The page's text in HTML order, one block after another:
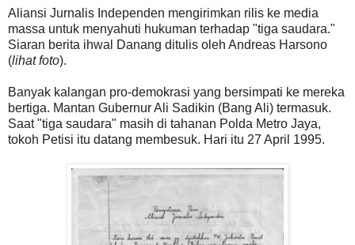
Aliansi Jurnalis Independen mengirimkan rilis ke media
massa untuk menyahuti hukuman terhadap "tiga saudara."
Siaran berita ihwal Danang ditulis oleh Andreas Harsono
(lihat foto).
Banyak kalangan pro-demokrasi yang bersimpati ke mereka
bertiga. Mantan Gubernur Ali Sadikin (Bang Ali) termasuk.
Saat "tiga saudara" masih di tahanan Polda Metro Jaya,
tokoh Petisi itu datang membesuk. Hari itu 27 April 1995.